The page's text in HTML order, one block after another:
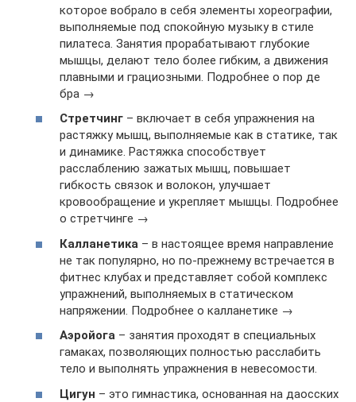
которое вобрало в себя элементы хореографии,
выполняемые под спокойную музыку в стиле
пилатеса. Занятия прорабатывают глубокие
мышцы, делают тело более гибким, а движения
плавными и грациозными. Подробнее о пор де
бра →
Стретчинг – включает в себя упражнения на
растяжку мышц, выполняемые как в статике, так
и динамике. Растяжка способствует
расслаблению зажатых мышц, повышает
гибкость связок и волокон, улучшает
кровообращение и укрепляет мышцы. Подробнее
о стретчинге →
Калланетика – в настоящее время направление
не так популярно, но по-прежнему встречается в
фитнес клубах и представляет собой комплекс
упражнений, выполняемых в статическом
напряжении. Подробнее о калланетике →
Аэройога – занятия проходят в специальных
гамаках, позволяющих полностью расслабить
тело и выполнять упражнения в невесомости.
Цигун – это гимнастика, основанная на даосских